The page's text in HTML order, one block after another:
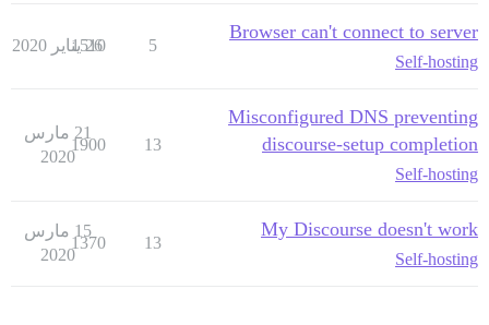
Browser can't connect to server
Self-hosting
5
1510
26 يناير 2020
Misconfigured DNS preventing
discourse-setup completion
Self-hosting
13
1900
21 مارس
2020
My Discourse doesn't work
Self-hosting
13
1370
15 مارس
2020